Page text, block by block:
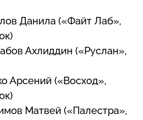
Данила («Файт Лаб»,
Ахлиддин («Руслан»,
Арсений («Восход»,
Матвей («Палестра»,